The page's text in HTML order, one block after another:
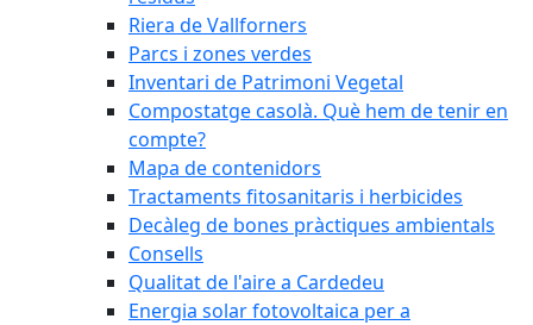
Riera de Vallforners
Parcs i zones verdes
Inventari de Patrimoni Vegetal
Compostatge casolà. Què hem de tenir en
compte?
Mapa de contenidors
Tractaments fitosanitaris i herbicides
Decàleg de bones pràctiques ambientals
Consells
Qualitat de l'aire a Cardedeu
Energia solar fotovoltaica per a